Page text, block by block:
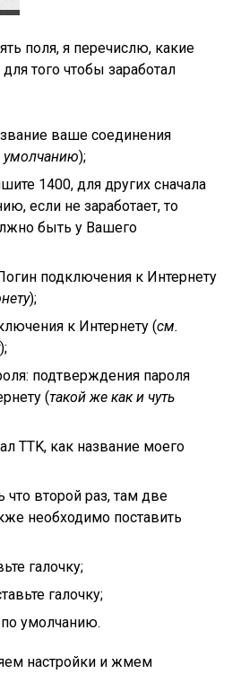
поля, я перечислю, какие
того чтобы заработал
ваше соединения
умолчанию);
1400, для других сначала
если не заработает, то
быть у Вашего
подключения к Интернету
);
к Интернету (см.
);
подтверждения пароля
(такой же как и чуть
TTK, как название моего
что второй раз, там две
необходимо поставить
галочку;
галочку;
по умолчанию.
настройки и жмем